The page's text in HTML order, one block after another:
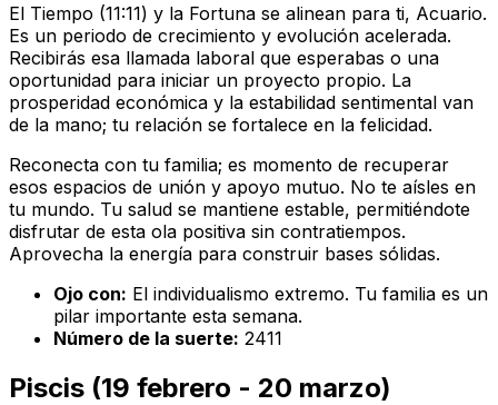
El Tiempo (11:11) y la Fortuna se alinean para ti, Acuario.
Es un periodo de crecimiento y evolución acelerada.
Recibirás esa llamada laboral que esperabas o una
oportunidad para iniciar un proyecto propio. La
prosperidad económica y la estabilidad sentimental van
de la mano; tu relación se fortalece en la felicidad.
Reconecta con tu familia; es momento de recuperar
esos espacios de unión y apoyo mutuo. No te aísles en
tu mundo. Tu salud se mantiene estable, permitiéndote
disfrutar de esta ola positiva sin contratiempos.
Aprovecha la energía para construir bases sólidas.
Ojo con: El individualismo extremo. Tu familia es un
pilar importante esta semana.
Número de la suerte: 2411
Piscis (19 febrero - 20 marzo)